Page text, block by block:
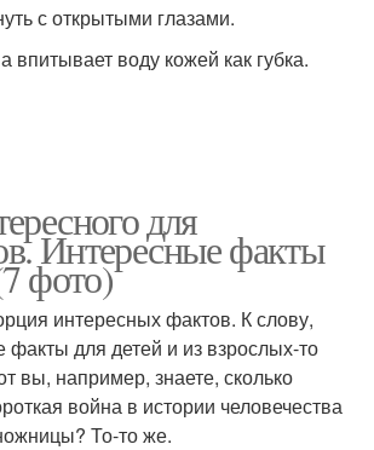
с открытыми глазами.
впитывает воду кожей как губка.
для
Интересные факты
фото)
интересных фактов. К слову,
для детей и из взрослых-то
вы, например, знаете, сколько
война в истории человечества
То-то же.